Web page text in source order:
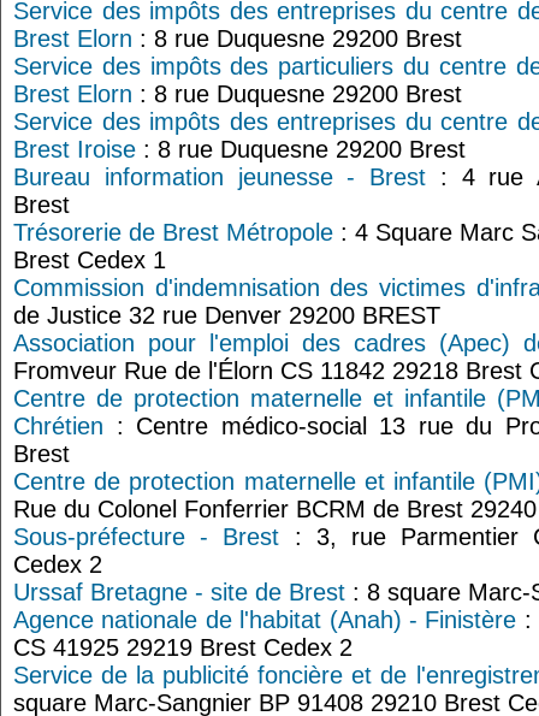
Service des impôts des entreprises du centre
Brest Elorn : 8 rue Duquesne 29200 Brest
Service des impôts des particuliers du centre
Brest Elorn : 8 rue Duquesne 29200 Brest
Service des impôts des entreprises du centre
Brest Iroise : 8 rue Duquesne 29200 Brest
Bureau information jeunesse - Brest : 4 rue
Brest
Trésorerie de Brest Métropole : 4 Square Marc
Brest Cedex 1
Commission d'indemnisation des victimes
de Justice 32 rue Denver 29200 BREST
Association pour l'emploi des cadres (Apec)
Fromveur Rue de l'Élorn CS 11842 29218 Brest
Centre de protection maternelle et infantile
Chrétien : Centre médico-social 13 rue du
Brest
Centre de protection maternelle et infantile
Rue du Colonel Fonferrier BCRM de Brest
Sous-préfecture - Brest : 3, rue Parmentier
Cedex 2
Urssaf Bretagne - site de Brest : 8 square Marc-
Agence nationale de l'habitat (Anah) - Finistère :
CS 41925 29219 Brest Cedex 2
Service de la publicité foncière et de
square Marc-Sangnier BP 91408 29210 Brest